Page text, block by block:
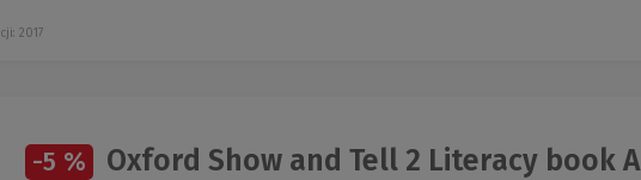
2017
-5 % Oxford Show and Tell 2 Literacy book A